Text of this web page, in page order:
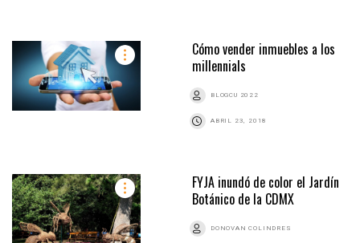
Cómo vender inmuebles a los
millennials
BLOGCU 2022
ABRIL 23, 2018
FYJA inundó de color el Jardín
Botánico de la CDMX
DONOVAN COLINDRES